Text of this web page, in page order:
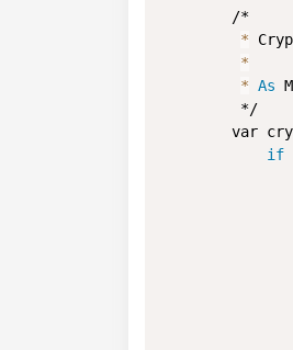
        /*
*
*
* As
         */
var
if